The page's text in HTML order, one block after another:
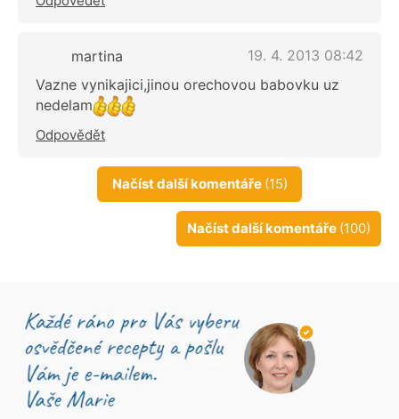
martina
19. 4. 2013 08:42
Vazne vynikajici,jinou orechovou babovku uz
nedelam
Odpovědět
Načíst další komentáře (15)
Načíst další komentáře (100)